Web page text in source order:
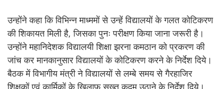
उन्होंने कहा कि विभिन्न माध्ममों से उन्हें विद्यालयों के गलत कोटिकरण
की शिकायत मिली है, जिसका पुनः परीक्षण किया जाना जरूरी है।
उन्होंने महानिदेशक विद्यालयी शिक्षा झरना कमठान को प्रकरण की
जांच कर मानकानुसार विद्यालयों के कोटिकरण करने के निर्देश दिये।
बैठक में विभागीय मंत्री ने विद्यालयों से लम्बे समय से गैरहाजिर